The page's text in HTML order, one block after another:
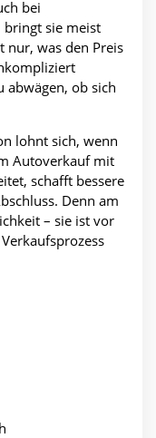
bei
sie meist
nur, was den Preis
abwägen, ob sich
lohnt sich, wenn
Autoverkauf mit
schafft bessere
Denn am
– sie ist vor